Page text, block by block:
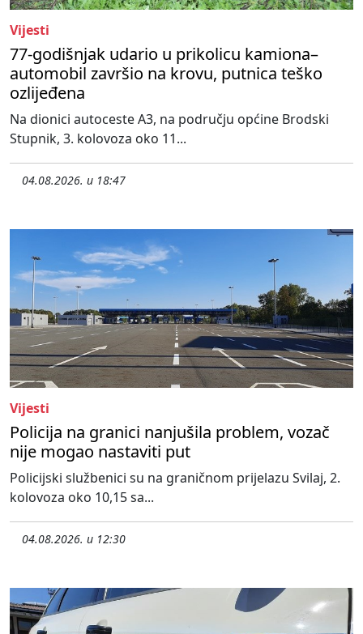
Vijesti
77-godišnjak udario u prikolicu kamiona–
automobil završio na krovu, putnica teško
ozlijeđena
Na dionici autoceste A3, na području općine Brodski
Stupnik, 3. kolovoza oko 11...
04.08.2026. u 18:47
Vijesti
Policija na granici nanjušila problem, vozač
nije mogao nastaviti put
Policijski službenici su na graničnom prijelazu Svilaj, 2.
kolovoza oko 10,15 sa...
04.08.2026. u 12:30